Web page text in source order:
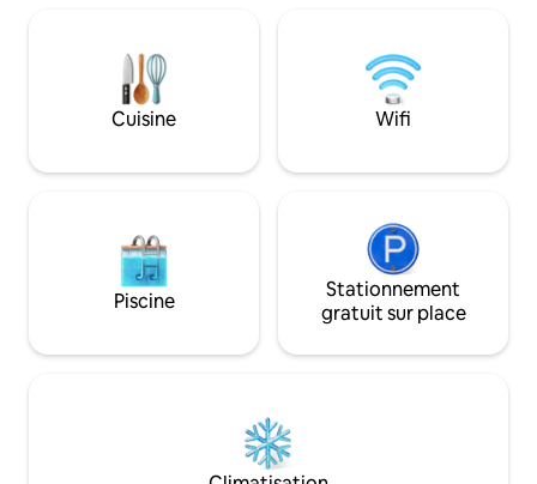
Rue calme sans issue, à 20 min de Katy
Mills. Lave-linge/sèche-linge, serrure
intelligente, espace de travail équipé
d'un moniteur et parking pour
pour les familles, les propriétaires de
naturelle de type
complète, un
climatisation
espace de travail
Baytown et des
réservez dès
Cuisine Wifi
Piscine
Stationnement
gratuit sur place